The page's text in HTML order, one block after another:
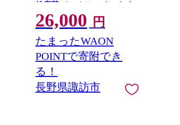
健康茶 ノンカフェイン おす
すめ おすすめ茶 おすすめお
茶 信州 長野県 諏訪市 諏訪
【91-07】
26,000 円
たまったWAON
POINTで寄附でき
る！
長野県諏訪市